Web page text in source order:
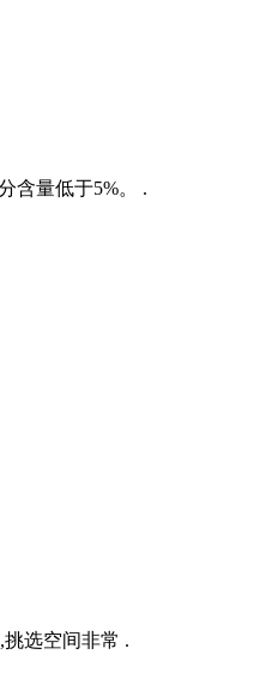
含量低于5%。 .
选空间非常 .